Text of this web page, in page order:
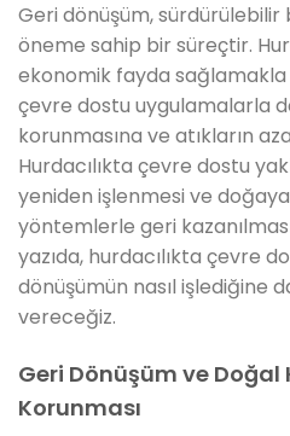
Geri dönüşüm,
öneme sahip bir süreçtir.
ekonomik fayda sağlamakla
çevre dostu uygulamalarla
korunmasına ve atıkların
Hurdacılıkta çevre dostu
yeniden işlenmesi ve
yöntemlerle geri
yazıda, hurdacılıkta çevre
dönüşümün nasıl işlediğine
vereceğiz.
Geri Dönüşüm ve Doğal
Korunması